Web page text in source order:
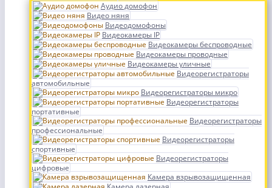
Аудио домофон
Видео няня
Видеодомофоны
Видеокамеры IP
Видеокамеры беспроводные
Видеокамеры проводные
Видеокамеры уличные
Видеорегистраторы
автомобильные
Видеорегистраторы микро
Видеорегистраторы
портативные
Видеорегистраторы
профессиональные
Видеорегистраторы
спортивные
Видеорегистраторы
цифровые
Камера взрывозащищенная